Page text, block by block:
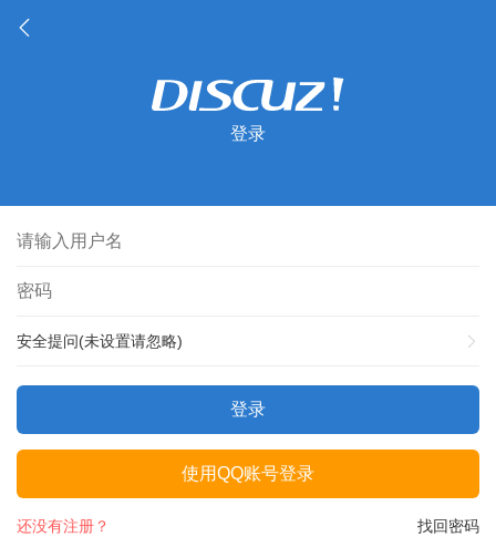
登录
安全提问(未设置请忽略)
登录
使用QQ账号登录
找回密码
还没有注册？